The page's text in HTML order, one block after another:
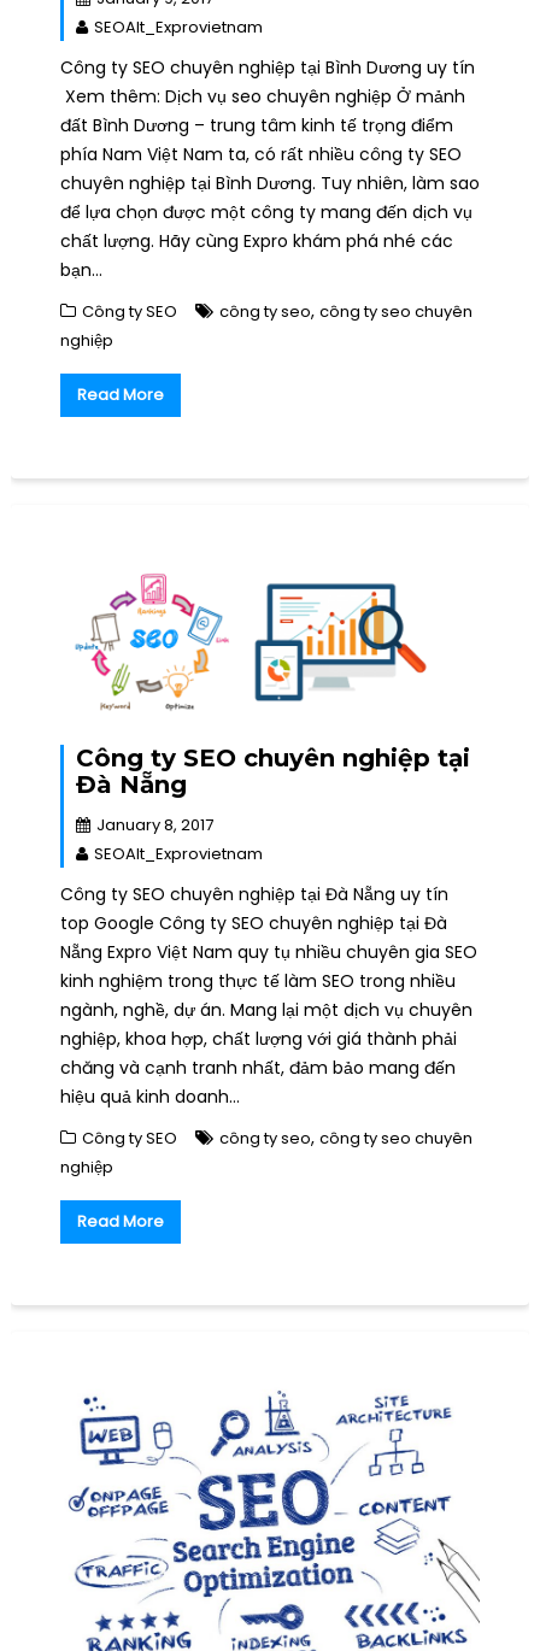
SEOAlt_Exprovietnam
Công ty SEO chuyên nghiệp tại Bình Dương uy tín
Xem thêm: Dịch vụ seo chuyên nghiệp Ở mảnh
đất Bình Dương – trung tâm kinh tế trọng điểm
phía Nam Việt Nam ta, có rất nhiều công ty SEO
chuyên nghiệp tại Bình Dương. Tuy nhiên, làm sao
để lựa chọn được một công ty mang đến dịch vụ
chất lượng. Hãy cùng Expro khám phá nhé các
bạn…
Công ty SEO công ty seo, công ty seo chuyên
nghiệp
Read More
Công ty SEO chuyên nghiệp tại
Đà Nẵng
January 8, 2017
SEOAlt_Exprovietnam
Công ty SEO chuyên nghiệp tại Đà Nẵng uy tín
top Google Công ty SEO chuyên nghiệp tại Đà
Nẵng Expro Việt Nam quy tụ nhiều chuyên gia SEO
kinh nghiệm trong thực tế làm SEO trong nhiều
ngành, nghề, dự án. Mang lại một dịch vụ chuyên
nghiệp, khoa hợp, chất lượng với giá thành phải
chăng và cạnh tranh nhất, đảm bảo mang đến
hiệu quả kinh doanh…
Công ty SEO công ty seo, công ty seo chuyên
nghiệp
Read More